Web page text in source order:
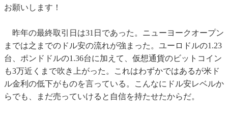
お願いします！
昨年の最終取引日は31日であった。ニューヨークオープン
までは之までのドル安の流れが強まった。ユーロドルの1.23
台、ポンドドルの1.36台に加えて、仮想通貨のビットコイン
も3万近くまで吹き上がった。これはわずかではあるが米ド
ル金利の低下がものを言っている。こんなにドル安レベルか
らでも、まだ売っていけると自信を持たせたからだ。